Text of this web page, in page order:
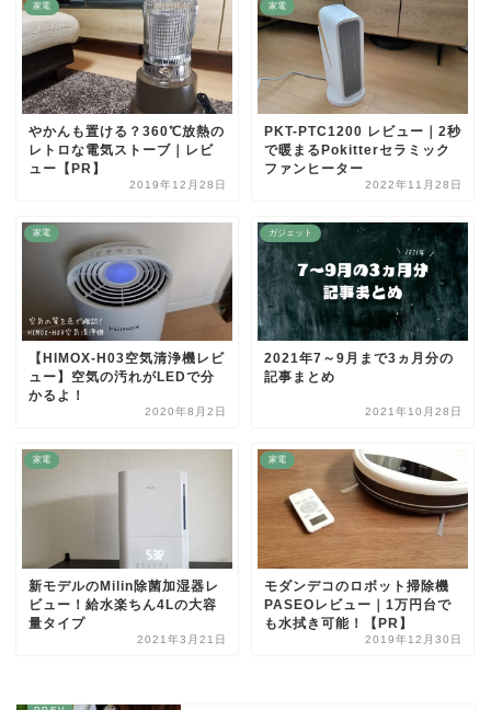
家電
やかんも置ける？360℃放熱の
レトロな電気ストーブ｜レビ
ュー【PR】
2019年12月28日
家電
PKT-PTC1200 レビュー｜2秒
で暖まるPokitterセラミック
ファンヒーター
2022年11月28日
家電
【HIMOX-H03空気清浄機レビ
ュー】空気の汚れがLEDで分
かるよ！
2020年8月2日
ガジェット
2021年7～9月まで3ヵ月分の
記事まとめ
2021年10月28日
家電
新モデルのMilin除菌加湿器レ
ビュー！給水楽ちん4Lの大容
量タイプ
2021年3月21日
家電
モダンデコのロボット掃除機
PASEOレビュー｜1万円台で
も水拭き可能！【PR】
2019年12月30日